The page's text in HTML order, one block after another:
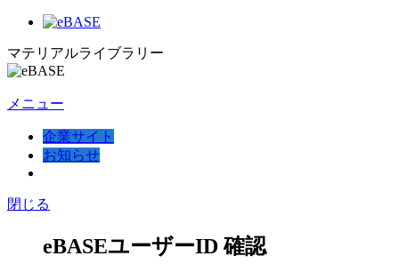
マテリアルライブラリー
メニュー
企業サイト
お知らせ
閉じる
eBASEユーザーID 確認